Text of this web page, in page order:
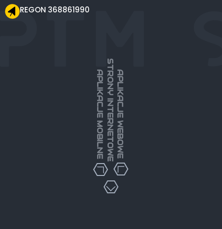
REGON 368861990
APLIKACJE MOBILNESTRONY INTERNETOWEAPLIKACJE WEBOWE